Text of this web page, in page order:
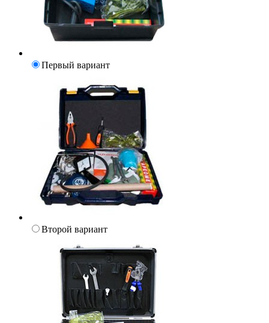
Первый вариант
Второй вариант